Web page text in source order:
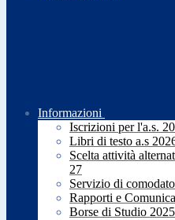
Informazioni
Iscrizioni per l'a.s.
Libri di testo a.s
Scelta attività
27
Servizio di
Rapporti e
Borse di Studio